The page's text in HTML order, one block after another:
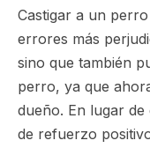
Castigar a un
errores más
sino que también
perro, ya que
dueño. En lugar de
de refuerzo